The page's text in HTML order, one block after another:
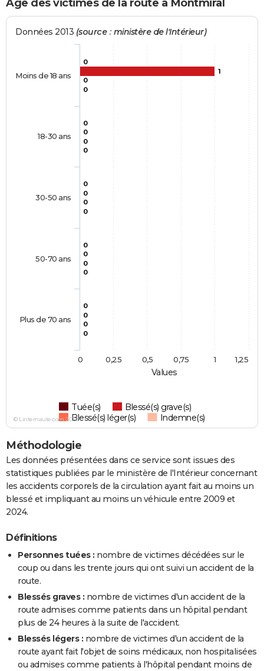
Age des victimes de la route à Montmiral
Values
Données 2013 (source : ministère de l'Intérieur)
0
0
0
0
0
1
0
0
0
0
0
0
0
0
0
0
0
0
0
0
Tuée(s)
Blessé(s) grave(s)
Blessé(s) léger(s)
Indemne(s)
Moins de 18 ans
18-30 ans
30-50 ans
50-70 ans
Plus de 70 ans
0 1
0,25 0,5 0,75 1,25
© Linternaute.com 2026
Méthodologie
Les données présentées dans ce service sont issues des
statistiques publiées par le ministère de l'Intérieur concernant
les accidents corporels de la circulation ayant fait au moins un
blessé et impliquant au moins un véhicule entre 2009 et
2024.
Définitions
Personnes tuées : nombre de victimes décédées sur le
coup ou dans les trente jours qui ont suivi un accident de la
route.
Blessés graves : nombre de victimes d'un accident de la
route admises comme patients dans un hôpital pendant
plus de 24 heures à la suite de l'accident.
Blessés légers : nombre de victimes d'un accident de la
route ayant fait l'objet de soins médicaux, non hospitalisées
ou admises comme patients à l'hôpital pendant moins de